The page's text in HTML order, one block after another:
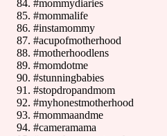
#mommydiaries
#mommalife
#instamommy
#acupofmotherhood
#motherhoodlens
#momdotme
#stunningbabies
#stopdropandmom
#myhonestmotherhood
#mommaandme
#cameramama